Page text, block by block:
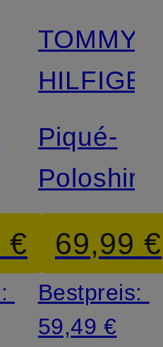
€
TOMMY
Piqué-
Poloshirt
69,99 €
Bestpreis:
59,49 €